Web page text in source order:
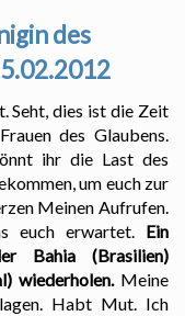
des
Seht, dies ist die Zeit
des Glaubens.
ihr die Last des
um euch zur
Meinen Aufrufen.
euch erwartet. Ein
Bahia (Brasilien)
wiederholen. Meine
Habt Mut. Ich